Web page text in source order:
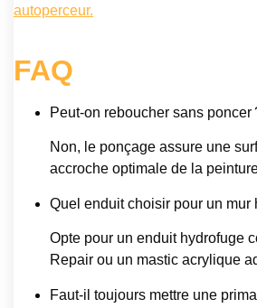
autoperceur.
FAQ
Peut-on reboucher sans poncer
Non, le ponçage assure une
accroche optimale de la
Quel enduit choisir pour un mur
Opte pour un enduit hydrofuge
Repair ou un mastic acrylique
Faut-il toujours mettre une